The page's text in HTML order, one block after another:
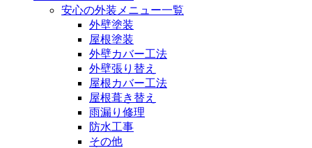
安心の外装メニュー一覧
外壁塗装
屋根塗装
外壁カバー工法
外壁張り替え
屋根カバー工法
屋根葺き替え
雨漏り修理
防水工事
その他